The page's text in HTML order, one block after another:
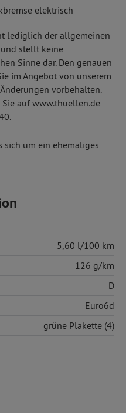
elektrisch
lediglich der allgemeinen
stellt keine
Sinne dar. Den genauen
im Angebot von unserem
vorbehalten.
auf www.thuellen.de
sich um ein ehemaliges
5,60 l/100 km
126 g/km
D
Euro6d
grüne Plakette (4)